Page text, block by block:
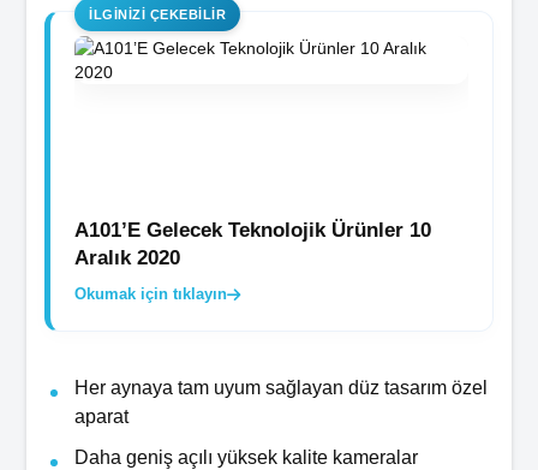
İLGINIZI ÇEKEBILIR
A101’E Gelecek Teknolojik Ürünler 10
Aralık 2020
Okumak için tıklayın
Her aynaya tam uyum sağlayan düz tasarım özel
aparat
Daha geniş açılı yüksek kalite kameralar